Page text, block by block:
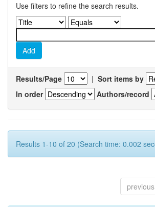
Use filters to refine the search results.
Results/Page | Sort items by
In order
Authors/record
Results 1-10 of 20 (Search time: 0.002
previous